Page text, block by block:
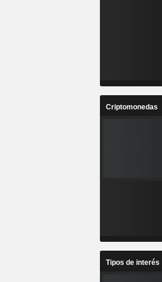
Criptomonedas
Tipos de interés